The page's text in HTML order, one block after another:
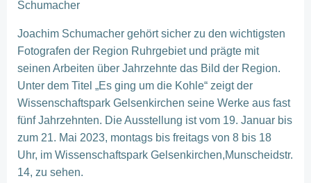
Schumacher
Joachim Schumacher gehört sicher zu den wichtigsten
Fotografen der Region Ruhrgebiet und prägte mit
seinen Arbeiten über Jahrzehnte das Bild der Region.
Unter dem Titel „Es ging um die Kohle“ zeigt der
Wissenschaftspark Gelsenkirchen seine Werke aus fast
fünf Jahrzehnten. Die Ausstellung ist vom 19. Januar bis
zum 21. Mai 2023, montags bis freitags von 8 bis 18
Uhr, im Wissenschaftspark Gelsenkirchen,Munscheidstr.
14, zu sehen.